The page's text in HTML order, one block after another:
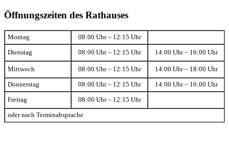
Öffnungszeiten des Rathauses
Montag 08:00 Uhr – 12:15 Uhr
Dienstag 08:00 Uhr – 12:15 Uhr 14:00 Uhr – 16:00 Uhr
Mittwoch 08:00 Uhr – 12:15 Uhr 14:00 Uhr – 18:00 Uhr
Donnerstag 08:00 Uhr – 12:15 Uhr 14:00 Uhr – 16:00 Uhr
Freitag 08:00 Uhr – 12:15 Uhr
oder nach Terminabsprache